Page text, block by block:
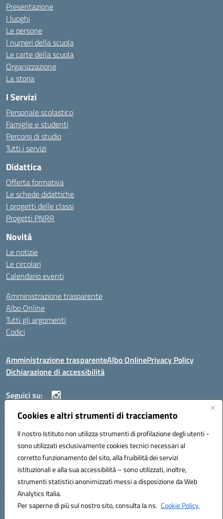
Cookies e altri strumenti di tracciamento
Il nostro Istituto non utilizza strumenti di profilazione degli utenti -
sono utilizzati esclusivamente cookies tecnici necessari al
corretto funzionamento del sito, alla fruibilità dei servizi
istituzionali e alla sua accessibilità – sono utilizzati, inoltre,
strumenti statistici anonimizzati messi a disposizione da Web
Analytics Italia.
Per saperne di più sul nostro sito, consulta la ns. Cookie Policy.
Presentazione
I luoghi
Le persone
I numeri della scuola
Le carte della scuola
Organizzazione
La storia
I Servizi
Personale scolastico
Famiglie e studenti
Percorsi di studio
Tutti i servizi
Didattica
Offerta formativa
Le schede didattiche
I progetti delle classi
Progetti PNRR
Novità
Le notizie
Le circolari
Calendario eventi
Amministrazione trasparente
Albo Online
Tutti gli argomenti
Codici
Amministrazione trasparenteAlbo OnlinePrivacy Policy
Dichiarazione di accessibilità
Seguici su:
ISTITUTO ISTRUZIONE SUPERIORE ANGELO ROTH
Codice fiscale: 80004310902 Codice meccanografico: SSIS019006
Telefono: 079951627
Mail: SSIS019006@istruzione.it PEC: SSIS019006@pec.istruzione.it
Hosting & Powered by 3D Solution S.r.l.
Concept & Design by Designers Italia